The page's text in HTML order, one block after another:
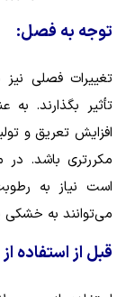
توجه به فصل:
تغییرات فصلی نیز
تأثیر بگذارند.
افزایش تعریق و
مکررتری باشد.
است نیاز به
می‌توانند به
قبل از استفاده